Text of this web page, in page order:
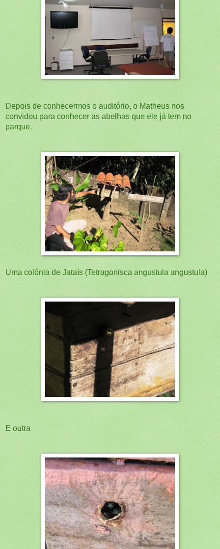
Depois de conhecermos o auditório, o Matheus nos
convidou para conhecer as abelhas que ele já tem no
parque.
Uma colônia de Jataís (Tetragonisca angustula angustula)
E outra